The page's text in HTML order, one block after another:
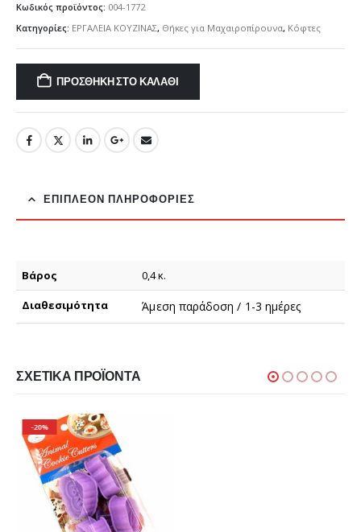
Κωδικός προϊόντος: 004-1772
Κατηγορίες: ΕΡΓΑΛΕΙΑ ΚΟΥΖΙΝΑΣ, Θήκες για Μαχαιροπίρουνα, Κόφτες
ΠΡΟΣΘΉΚΗ ΣΤΟ ΚΑΛΆΘΙ
ΕΠΙΠΛΈΟΝ ΠΛΗΡΟΦΟΡΊΕΣ
Βάρος 0,4 κ.
Διαθεσιμότητα Άμεση παράδοση / 1-3 ημέρες
ΣΧΕΤΙΚΆ ΠΡΟΪΌΝΤΑ
-20%